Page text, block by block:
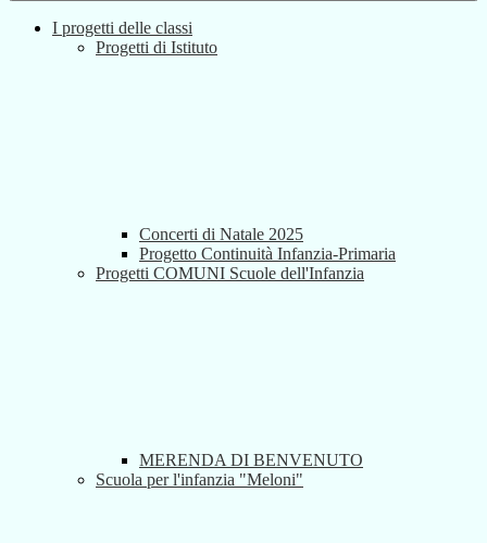
I progetti delle classi
Progetti di Istituto
Concerti di Natale 2025
Progetto Continuità Infanzia-Primaria
Progetti COMUNI Scuole dell'Infanzia
MERENDA DI BENVENUTO
Scuola per l'infanzia "Meloni"